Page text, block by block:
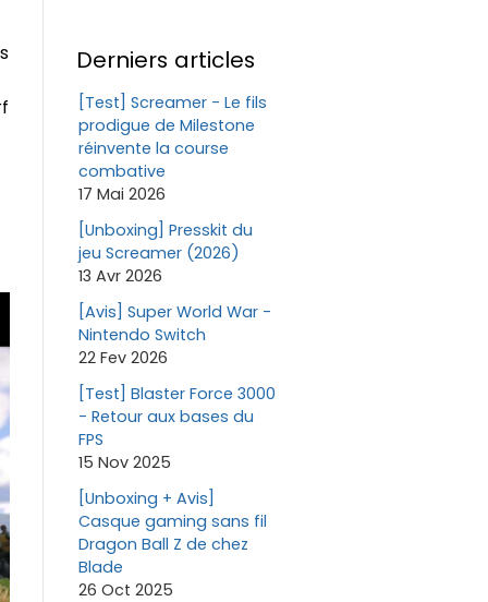
Derniers articles
[Test] Screamer - Le fils
prodigue de Milestone
réinvente la course
combative
17 Mai 2026
[Unboxing] Presskit du
jeu Screamer (2026)
13 Avr 2026
[Avis] Super World War -
Nintendo Switch
22 Fev 2026
[Test] Blaster Force 3000
- Retour aux bases du
FPS
15 Nov 2025
[Unboxing + Avis]
Casque gaming sans fil
Dragon Ball Z de chez
Blade
26 Oct 2025